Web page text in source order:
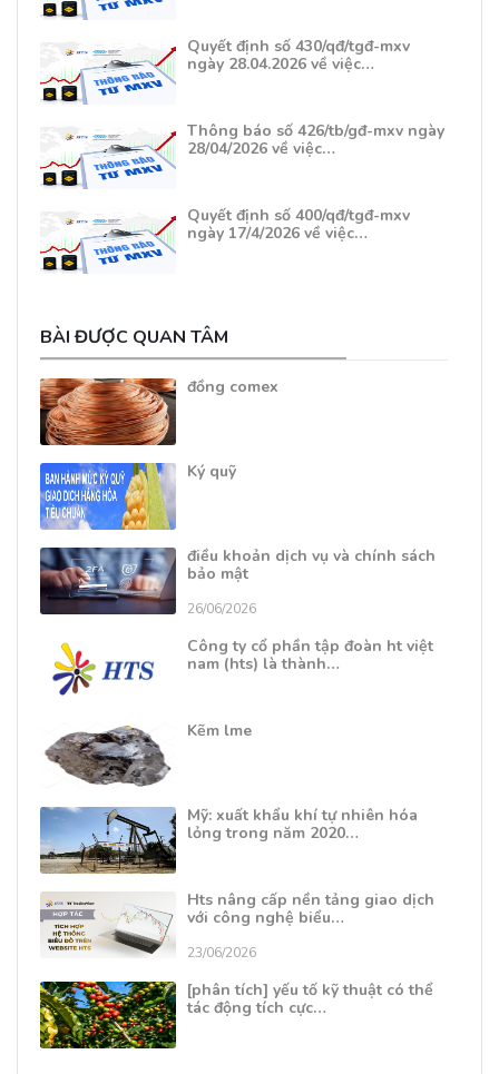
Quyết định số 430/qđ/tgđ-mxv
ngày 28.04.2026 về việc…
Thông báo số 426/tb/gđ-mxv ngày
28/04/2026 về việc…
Quyết định số 400/qđ/tgđ-mxv
ngày 17/4/2026 về việc…
BÀI ĐƯỢC QUAN TÂM
đồng comex
Ký quỹ
điều khoản dịch vụ và chính sách
bảo mật
26/06/2026
Công ty cổ phần tập đoàn ht việt
nam (hts) là thành…
Kẽm lme
Mỹ: xuất khẩu khí tự nhiên hóa
lỏng trong năm 2020…
Hts nâng cấp nền tảng giao dịch
với công nghệ biểu…
23/06/2026
[phân tích] yếu tố kỹ thuật có thể
tác động tích cực…